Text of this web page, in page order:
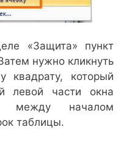
«Защита» пункт
нужно кликнуть
квадрату, который
левой части окна
между началом
таблицы.